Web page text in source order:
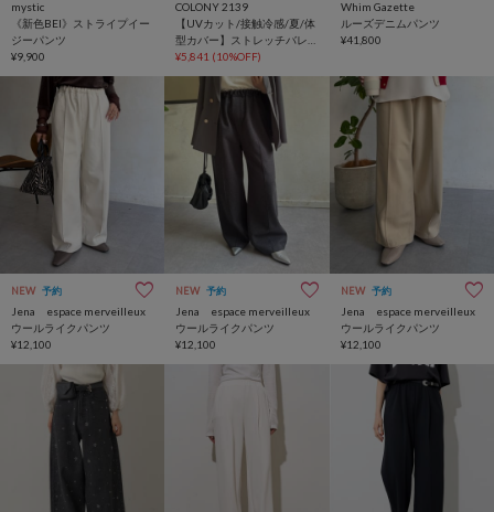
mystic
《新色BEI》ストライプイー
ジーパンツ
¥9,900
COLONY 2139
【UVカット/接触冷感/夏/体
型カバー】ストレッチバレ
ルイージーパンツ
¥5,841 (10%OFF)
Whim Gazette
ルーズデニムパンツ
¥41,800
NEW 予約
Jena espace merveilleux
ウールライクパンツ
¥12,100
NEW 予約
Jena espace merveilleux
ウールライクパンツ
¥12,100
NEW 予約
Jena espace merveilleux
ウールライクパンツ
¥12,100